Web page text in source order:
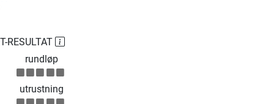
RESULTAT
rundløp
utrustning